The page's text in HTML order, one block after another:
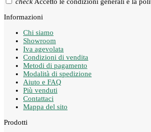
Informazioni
Chi siamo
Showroom
Iva agevolata
Condizioni di vendita
Metodi di pagamento
Modalità di spedizione
Aiuto e FAQ
Più venduti
Contattaci
Mappa del sito
Prodotti